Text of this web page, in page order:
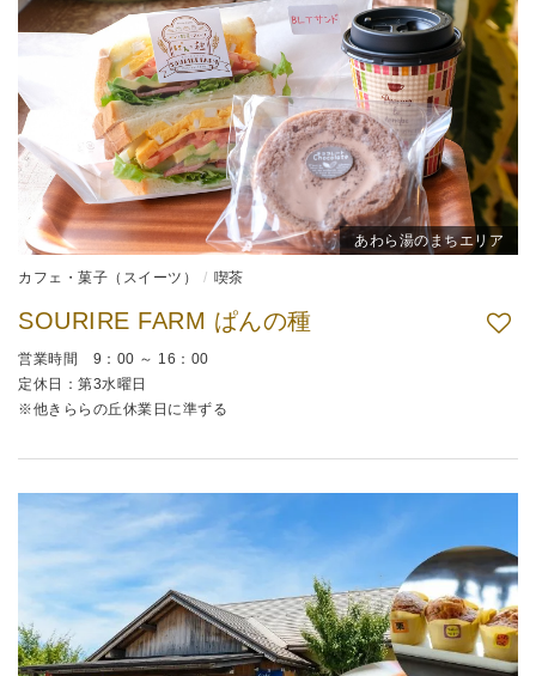
あわら湯のまちエリア
カフェ・菓子（スイーツ） 喫茶
SOURIRE FARM ぱんの種
営業時間 9：00 ～ 16：00
定休日：第3水曜日
※他きららの丘休業日に準ずる